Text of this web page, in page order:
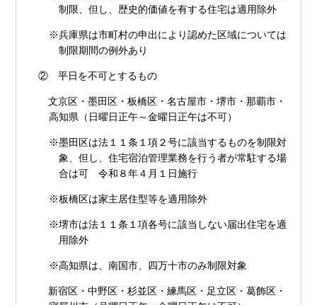
制限、但し、歴史的価値を有する住宅は適用除外
※兵庫県は市町村の申出により認めた区域については
制限期間の例外あり
② 平日を不可とするもの
文京区・墨田区・板橋区・名古屋市・堺市・那覇市・
高知県（日曜日正午～金曜日正午は不可）
※墨田区は法１１条１項２号に該当するものを制限対
象、但し、住宅宿泊管理業務を行う者が常駐する場
合は可 令和８年４月１日施行
※板橋区は家主居住型等を適用除外
※堺市は法１１条１項各号に該当しない届出住宅を適
用除外
※高知県は、南国市、四万十市のみ制限対象
新宿区・中野区・杉並区・練馬区・足立区・葛飾区・